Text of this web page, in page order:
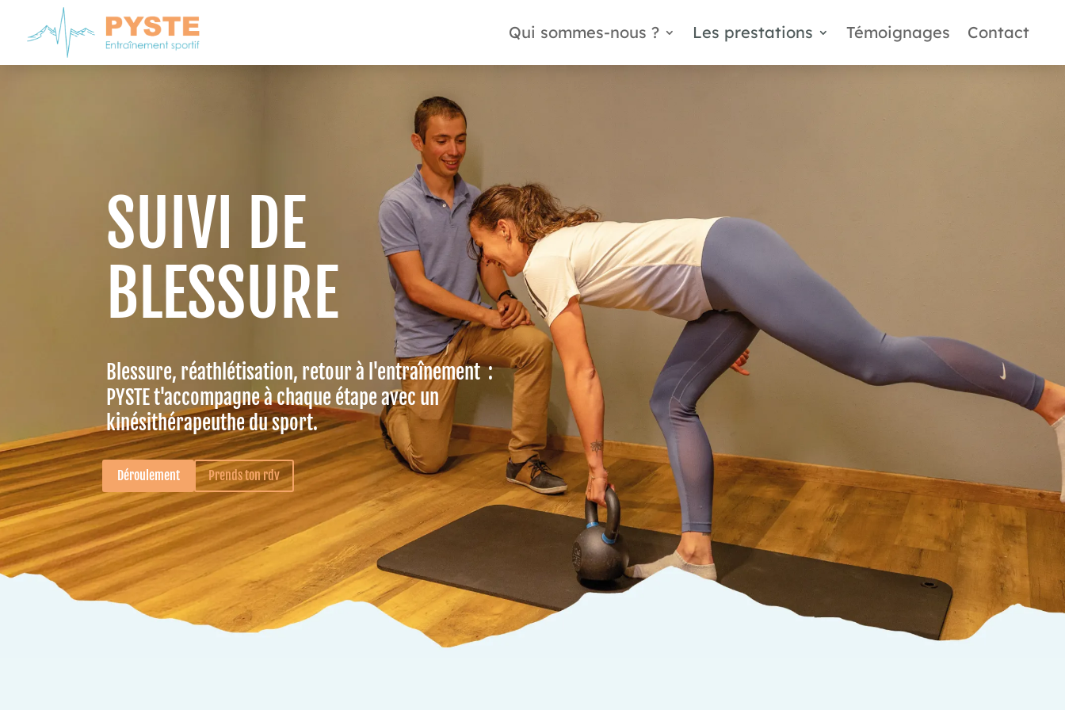
Qui sommes-nous ? Les prestations Témoignages Contact
SUIVI DE
BLESSURE
Blessure, réathlétisation, retour à l'entraînement :
PYSTE t'accompagne à chaque étape avec un
kinésithérapeuthe du sport.
Déroulement Prends ton rdv